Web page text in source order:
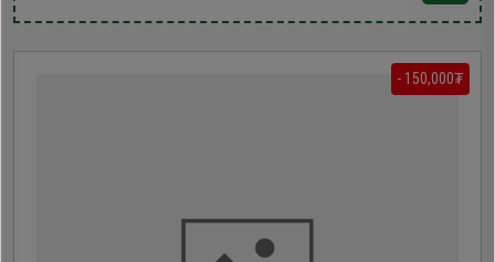
- 150,000₮